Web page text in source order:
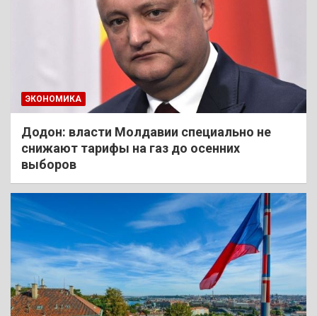
ЭКОНОМИКА
Додон: власти Молдавии специально не
снижают тарифы на газ до осенних
выборов